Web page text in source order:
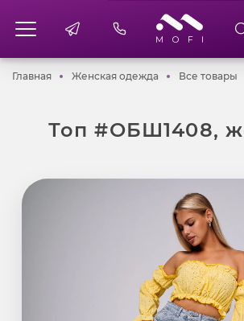
ГлавнаяГлавнаяЖенская одежда Женская одежда
Все товары
Топ #ОБШ1408,